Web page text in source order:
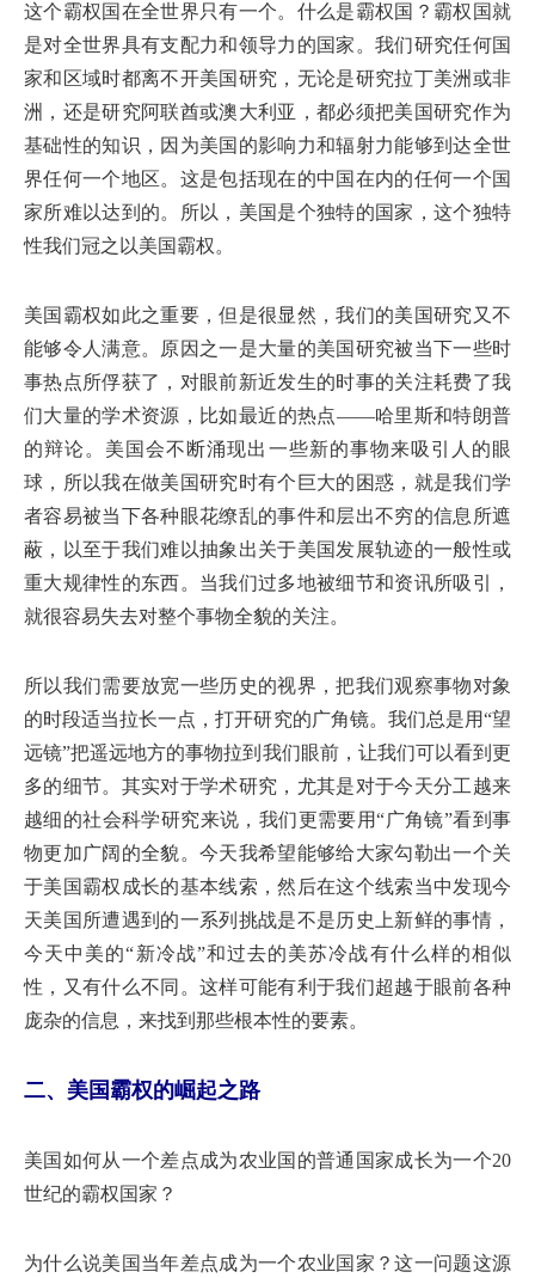
这个霸权国在全世界只有一个。什么是霸权国？霸权国就
是对全世界具有支配力和领导力的国家。我们研究任何国
家和区域时都离不开美国研究，无论是研究拉丁美洲或非
洲，还是研究阿联酋或澳大利亚，都必须把美国研究作为
基础性的知识，因为美国的影响力和辐射力能够到达全世
界任何一个地区。这是包括现在的中国在内的任何一个国
家所难以达到的。所以，美国是个独特的国家，这个独特
性我们冠之以美国霸权。
美国霸权如此之重要，但是很显然，我们的美国研究又不
能够令人满意。原因之一是大量的美国研究被当下一些时
事热点所俘获了，对眼前新近发生的时事的关注耗费了我
们大量的学术资源，比如最近的热点——哈里斯和特朗普
的辩论。美国会不断涌现出一些新的事物来吸引人的眼
球，所以我在做美国研究时有个巨大的困惑，就是我们学
者容易被当下各种眼花缭乱的事件和层出不穷的信息所遮
蔽，以至于我们难以抽象出关于美国发展轨迹的一般性或
重大规律性的东西。当我们过多地被细节和资讯所吸引，
就很容易失去对整个事物全貌的关注。
所以我们需要放宽一些历史的视界，把我们观察事物对象
的时段适当拉长一点，打开研究的广角镜。我们总是用“望
远镜”把遥远地方的事物拉到我们眼前，让我们可以看到更
多的细节。其实对于学术研究，尤其是对于今天分工越来
越细的社会科学研究来说，我们更需要用“广角镜”看到事
物更加广阔的全貌。今天我希望能够给大家勾勒出一个关
于美国霸权成长的基本线索，然后在这个线索当中发现今
天美国所遭遇到的一系列挑战是不是历史上新鲜的事情，
今天中美的“新冷战”和过去的美苏冷战有什么样的相似
性，又有什么不同。这样可能有利于我们超越于眼前各种
庞杂的信息，来找到那些根本性的要素。
二、美国霸权的崛起之路
美国如何从一个差点成为农业国的普通国家成长为一个20
世纪的霸权国家？
为什么说美国当年差点成为一个农业国家？这一问题这源